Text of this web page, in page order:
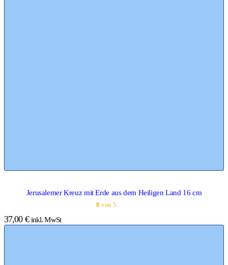
Jerusalemer Kreuz mit Erde aus dem Heiligen Land 16 cm
0 von 5
37,00 € inkl. MwSt